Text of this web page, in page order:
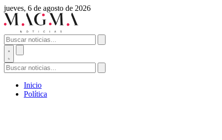
jueves, 6 de agosto de 2026
Inicio
Política